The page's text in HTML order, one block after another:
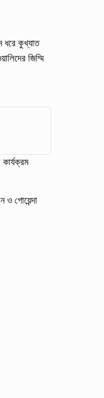
ধরে কুখ্যাত
জিম্মি
ও গোয়েন্দা